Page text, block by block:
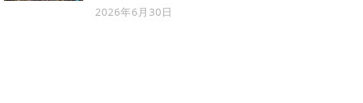
2026年6月30日